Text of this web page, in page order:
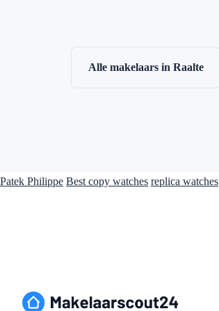
Alle makelaars in Raalte
Patek Philippe Best copy watches replica watches